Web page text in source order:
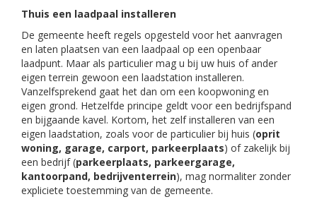
Thuis een laadpaal installeren
De gemeente heeft regels opgesteld voor het aanvragen
en laten plaatsen van een laadpaal op een openbaar
laadpunt. Maar als particulier mag u bij uw huis of ander
eigen terrein gewoon een laadstation installeren.
Vanzelfsprekend gaat het dan om een koopwoning en
eigen grond. Hetzelfde principe geldt voor een bedrijfspand
en bijgaande kavel. Kortom, het zelf installeren van een
eigen laadstation, zoals voor de particulier bij huis (oprit
woning, garage, carport, parkeerplaats) of zakelijk bij
een bedrijf (parkeerplaats, parkeergarage,
kantoorpand, bedrijventerrein), mag normaliter zonder
expliciete toestemming van de gemeente.